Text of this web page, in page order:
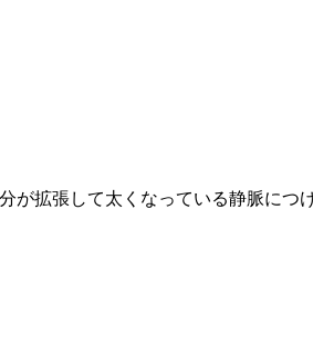
が拡張して太くなっている静脈につ